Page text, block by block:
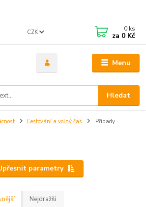
Menu
CZK
Hledat
0 ks
za 0 Kč
Cestování a volný čas Případy
parametry
Nejdražší